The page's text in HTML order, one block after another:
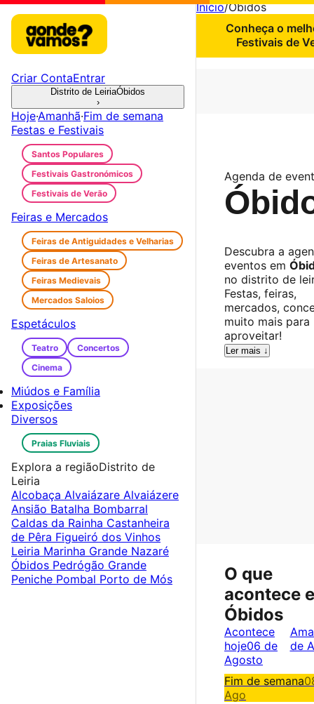
Início/Óbidos
Conheça o
Festivais de
Agenda de
Descubra a
eventos em
no distrito de
Festas, feiras,
mercados,
muito mais para
aproveitar!
Ler mais ↓
O que
acontece
Óbidos
Acontece
hoje06 de
Agosto
de
Fim de semana
Ago
Criar ContaEntrar
Distrito de LeiriaÓbidos
›
Hoje·Amanhã·Fim de semana
Festas e Festivais
Santos Populares
Festivais Gastronómicos
Festivais de Verão
Feiras e Mercados
Feiras de Antiguidades e Velharias
Feiras de Artesanato
Feiras Medievais
Mercados Saloios
Espetáculos
Teatro
Concertos
Cinema
Miúdos e Família
Exposições
Diversos
Praias Fluviais
Explora a regiãoDistrito de
Leiria
Alcobaça Alvaiázare Alvaiázere
Ansião Batalha Bombarral
Caldas da Rainha Castanheira
de Pêra Figueiró dos Vinhos
Leiria Marinha Grande Nazaré
Óbidos Pedrógão Grande
Peniche Pombal Porto de Mós